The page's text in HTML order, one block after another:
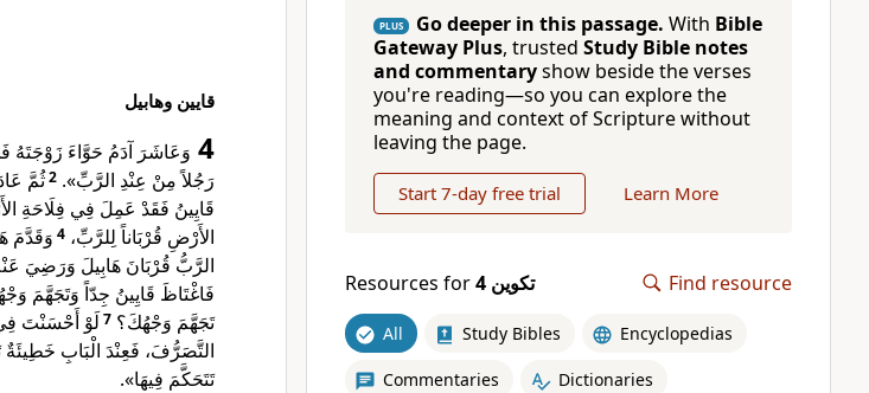
قايين وهابيل
4 وَعَاشَرَ آدَمُ حَوَّاءَ زَوْجَتَهُ
رَجُلاً مِنْ عِنْدِ الرَّبِّ».2ثُمَّ
قَايِينُ فَقَدْ عَمِلَ فِي فِلَاحَةِ
الأَرْضِ قُرْبَاناً لِلرَّبِّ،4 وَقَدَّمَ
الرَّبُّ قُرْبَانَ هَابِيلَ وَرَضِيَ
فَاغْتَاظَ قَايِينُ جِدّاً وَتَجَهَّمَ
تَجَهَّمَ وَجْهُكَ؟7 لَوْ أَحْسَنْتَ
التَّصَرُّفَ، فَعِنْدَ الْبَابِ
تَتَحَكَّمَ فِيهَا».
PLUS Go deeper in this passage. With Bible
Gateway Plus, trusted Study Bible notes
and commentaryshow beside the verses
you're reading—so you can explore the
meaning and context of Scripture without
leaving the page.
Start 7-day free trial Learn More
Resources for ﺗﻜﻮﻳﻦ 4 Find resource
All Study Bibles Encyclopedias
Commentaries Dictionaries